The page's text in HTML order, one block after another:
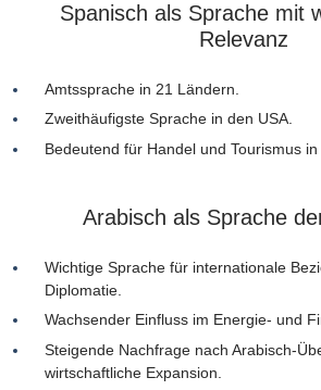
Spanisch als Sprache mit
Relevanz
Amtssprache in 21 Ländern.
Zweithäufigste Sprache in den USA.
Bedeutend für Handel und Tourismus in
Arabisch als Sprache
Wichtige Sprache für internationale
Diplomatie.
Wachsender Einfluss im Energie- und
Steigende Nachfrage nach Arabisch-
wirtschaftliche Expansion.